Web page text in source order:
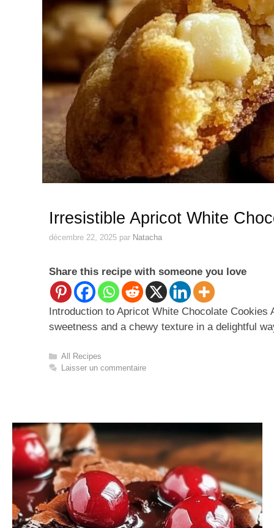
Irresistible Apricot White
décembre 22, 2025 par Natacha
Share this recipe with someone you love
Introduction to Apricot White Chocolate
sweetness and a chewy texture in a delightful
Catégories
All Recipes
Laisser un commentaire